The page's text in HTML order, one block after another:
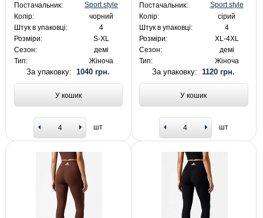
Постачальник:
Sport style
Колір:
чорний
Штук в упаковці:
4
Розміри:
S-XL
Сезон:
демі
Тип:
Жіноча
За упаковку:1040 грн.
У кошик
шт
Постачальник:
Sport style
Колір:
сірий
Штук в упаковці:
4
Розміри:
XL-4XL
Сезон:
демі
Тип:
Жіноча
За упаковку:1120 грн.
У кошик
шт